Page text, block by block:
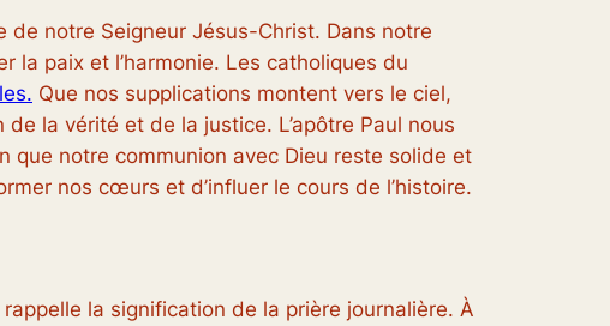
notre Seigneur Jésus-Christ. Dans notre
la paix et l’harmonie. Les catholiques du
Que nos supplications montent vers le ciel,
la vérité et de la justice. L’apôtre Paul nous
que notre communion avec Dieu reste solide et
nos cœurs et d’influer le cours de l’histoire.
la signification de la prière journalière. À